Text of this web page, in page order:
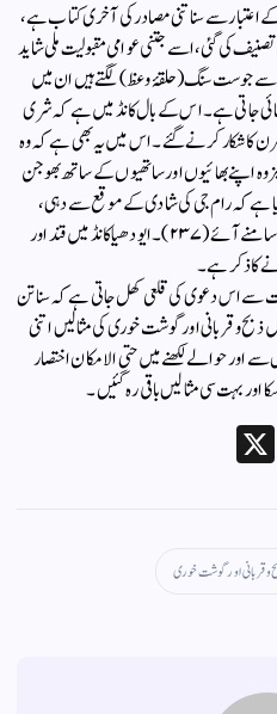
اعتبار سے سناتنی مصادر کی آخری کتاب ہے،
کی گئی، اسے جتنی عوامی مقبولیت ملی شاید
سے جو ست سنگ (حلقۂ وعظ) لگتے ہیں ان میں
سنائی جاتی ہے۔اس کے بال کانڈ میں ہے کہ شری
کا شکار کرنے گئے۔اس میں یہ بھی ہے کہ وہ
وہ اپنے بھائیوں اور ساتھیوں کے ساتھ بھوجن
یہ بتایا گیا ہے کہ رام جی کی شادی کے موقع سے دہی،
مچھلی اور ہاتھ میں کتاب لیے دو ودوان برہمن سامنے آئے (۲۳۷)۔ایودھیا کانڈ میں قند اور
کا ذکر ہے۔
سے اس دعوی کی قلعی کھل جاتی ہے کہ سناتن
ذبح وقربانی اور گوشت خوری کی مثالیں اتنی
اور حوالے لکھنے میں حتی الامکان اختصار
اور بہت سی مثالیں باقی رہ گئیں۔
Te
m وقربانی اور گوشت خوری